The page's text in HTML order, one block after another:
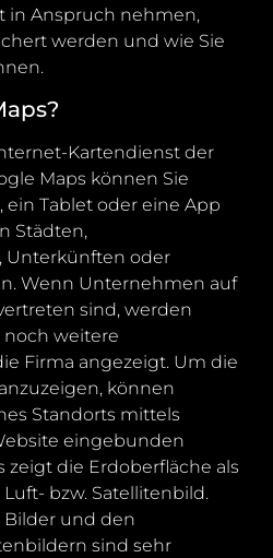
in Anspruch nehmen,
werden und wie Sie
Kartendienst der
Maps können Sie
ein Tablet oder eine App
Städten,
Unterkünften oder
Wenn Unternehmen auf
sind, werden
weitere
Firma angezeigt. Um die
können
Standorts mittels
eingebunden
zeigt die Erdoberfläche als
bzw. Satellitenbild.
Bilder und den
sind sehr